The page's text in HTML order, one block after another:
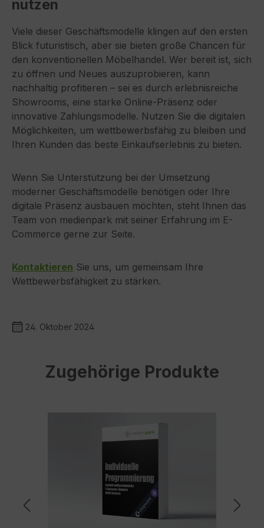
nutzen
Viele dieser Geschäftsmodelle klingen auf den ersten
Blick futuristisch, aber sie bieten große Chancen für
den konventionellen Möbelhandel. Wer bereit ist, sich
zu öffnen und Neues auszuprobieren, kann
nachhaltig profitieren – sei es durch erlebnisreiche
Showrooms, eine starke Online-Präsenz oder
innovative Zahlungsmodelle. Nutzen Sie die digitalen
Möglichkeiten, um wettbewerbsfähig zu bleiben und
Ihren Kunden das beste Einkaufserlebnis zu bieten.
Wenn Sie Unterstützung bei der Umsetzung
moderner Geschäftsmodelle benötigen oder Ihre
digitale Präsenz ausbauen möchten, steht Ihnen das
Team von medienpark mit seiner Erfahrung im E-
Commerce gerne zur Seite.
Kontaktieren Sie uns, um gemeinsam Ihre
Wettbewerbsfähigkeit zu stärken.
24. Oktober 2024
Produktgalerie überspringen
Zugehörige Produkte